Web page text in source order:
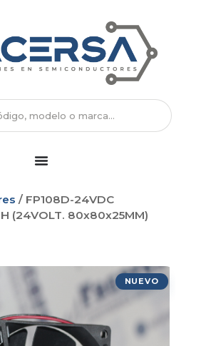
/ FP108D-24VDC
(24VOLT. 80x80x25MM)